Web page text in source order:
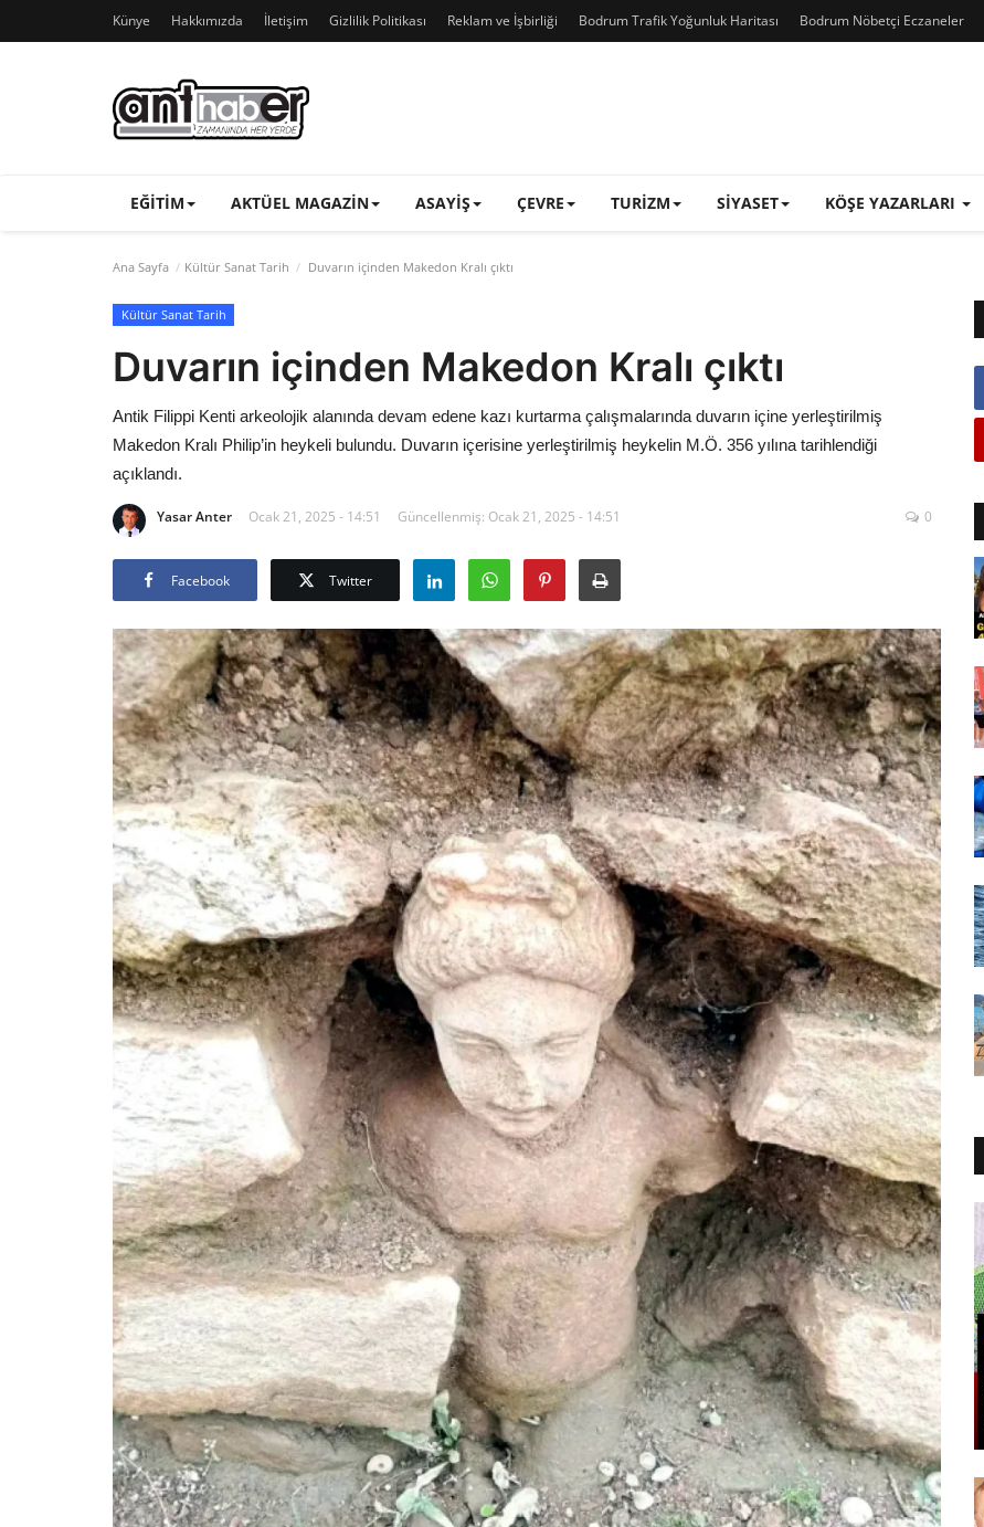
Künye Hakkımızda İletişim Gizlilik Politikası Reklam ve İşbirliği Bodrum Trafik Yoğunluk Haritası Bodrum Nöbetçi Eczaneler
EĞITIM AKTÜEL MAGAZIN ASAYIŞ ÇEVRE TURIZM SIYASET KÖŞE YAZARLARI
Ana Sayfa Kültür Sanat Tarih Duvarın içinden Makedon Kralı çıktı
Kültür Sanat Tarih
Duvarın içinden Makedon Kralı çıktı
Antik Filippi Kenti arkeolojik alanında devam edene kazı kurtarma çalışmalarında duvarın içine yerleştirilmiş
Makedon Kralı Philip’in heykeli bulundu. Duvarın içerisine yerleştirilmiş heykelin M.Ö. 356 yılına tarihlendiği
açıklandı.
Yasar Anter Ocak 21, 2025 - 14:51 Güncellenmiş: Ocak 21, 2025 - 14:51 0
Facebook Twitter